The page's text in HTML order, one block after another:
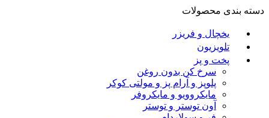
دسته بندی محصولات
یخچال و فریزر
تلویزیون
پخت و پز
سرخ کن بدون روغن
پلوپز و آرام پز و مولتی کوکر
مایکروویو و مایکروفر
آون توستر و توستر